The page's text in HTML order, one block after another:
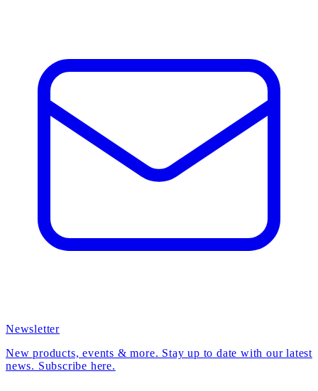
Newsletter
New products, events & more. Stay up to date with our latest
news. Subscribe here.